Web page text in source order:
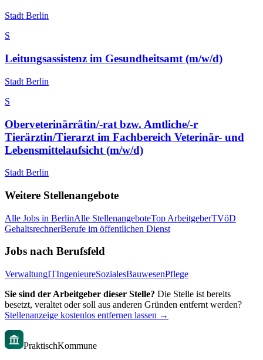
Stadt Berlin
S
Leitungsassistenz im Gesundheitsamt (m/w/d)
Stadt Berlin
S
Oberveterinärrätin/-rat bzw. Amtliche/-r
Tierärztin/Tierarzt im Fachbereich Veterinär- und
Lebensmittelaufsicht (m/w/d)
Stadt Berlin
Weitere Stellenangebote
Alle Jobs in BerlinAlle StellenangeboteTop ArbeitgeberTVöD
GehaltsrechnerBerufe im öffentlichen Dienst
Jobs nach Berufsfeld
VerwaltungITIngenieureSozialesBauwesenPflege
Sie sind der Arbeitgeber dieser Stelle? Die Stelle ist bereits
besetzt, veraltet oder soll aus anderen Gründen entfernt werden?
Stellenanzeige kostenlos entfernen lassen →
PraktischKommune